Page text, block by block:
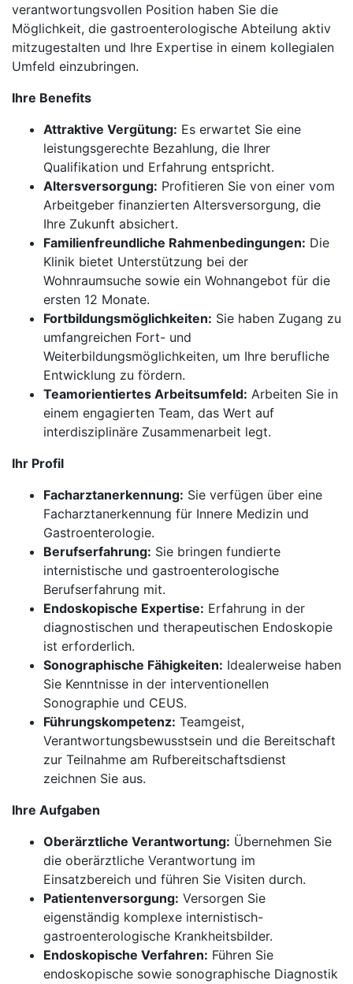
verantwortungsvollen Position haben Sie die
Möglichkeit, die gastroenterologische Abteilung aktiv
mitzugestalten und Ihre Expertise in einem kollegialen
Umfeld einzubringen.
Ihre Benefits
Attraktive Vergütung: Es erwartet Sie eine
leistungsgerechte Bezahlung, die Ihrer
Qualifikation und Erfahrung entspricht.
Altersversorgung: Profitieren Sie von einer vom
Arbeitgeber finanzierten Altersversorgung, die
Ihre Zukunft absichert.
Familienfreundliche Rahmenbedingungen: Die
Klinik bietet Unterstützung bei der
Wohnraumsuche sowie ein Wohnangebot für die
ersten 12 Monate.
Fortbildungsmöglichkeiten: Sie haben Zugang zu
umfangreichen Fort- und
Weiterbildungsmöglichkeiten, um Ihre berufliche
Entwicklung zu fördern.
Teamorientiertes Arbeitsumfeld: Arbeiten Sie in
einem engagierten Team, das Wert auf
interdisziplinäre Zusammenarbeit legt.
Ihr Profil
Facharztanerkennung: Sie verfügen über eine
Facharztanerkennung für Innere Medizin und
Gastroenterologie.
Berufserfahrung: Sie bringen fundierte
internistische und gastroenterologische
Berufserfahrung mit.
Endoskopische Expertise: Erfahrung in der
diagnostischen und therapeutischen Endoskopie
ist erforderlich.
Sonographische Fähigkeiten: Idealerweise haben
Sie Kenntnisse in der interventionellen
Sonographie und CEUS.
Führungskompetenz: Teamgeist,
Verantwortungsbewusstsein und die Bereitschaft
zur Teilnahme am Rufbereitschaftsdienst
zeichnen Sie aus.
Ihre Aufgaben
Oberärztliche Verantwortung: Übernehmen Sie
die oberärztliche Verantwortung im
Einsatzbereich und führen Sie Visiten durch.
Patientenversorgung: Versorgen Sie
eigenständig komplexe internistisch-
gastroenterologische Krankheitsbilder.
Endoskopische Verfahren: Führen Sie
endoskopische sowie sonographische Diagnostik